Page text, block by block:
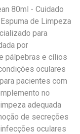
80ml - Cuidado
de Limpeza
para
por
pálpebras e cílios
oculares
pacientes com
no
adequada
de secreções
oculares